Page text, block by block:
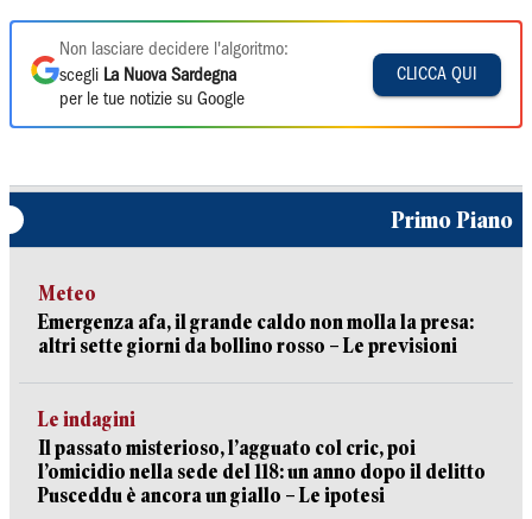
Non lasciare decidere l'algoritmo:
scegli La Nuova Sardegna
per le tue notizie su Google
CLICCA QUI
Primo Piano
Meteo
Emergenza afa, il grande caldo non molla la presa:
altri sette giorni da bollino rosso – Le previsioni
Le indagini
Il passato misterioso, l’agguato col cric, poi
l’omicidio nella sede del 118: un anno dopo il delitto
Pusceddu è ancora un giallo – Le ipotesi